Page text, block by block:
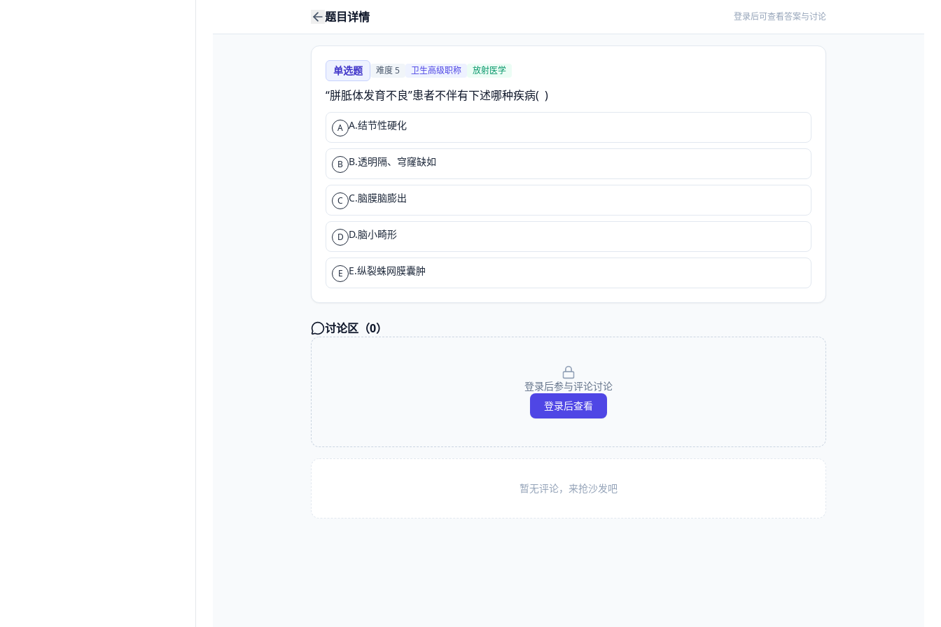
题目详情 登录后可查看答案与讨论
单选题 难度5 卫生高级职称 放射医学
“胼胝体发育不良”患者不伴有下述哪种疾病(  )
A A.结节性硬化
B B.透明隔、穹窿缺如
C C.脑膜脑膨出
D D.脑小畸形
E E.纵裂蛛网膜囊肿
讨论区（0）
登录后参与评论讨论
登录后查看
暂无评论，来抢沙发吧